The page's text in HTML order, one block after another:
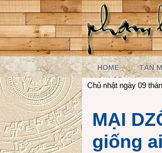
HOME TẢN
Chủ nhật ngày 09
MẠI
giống